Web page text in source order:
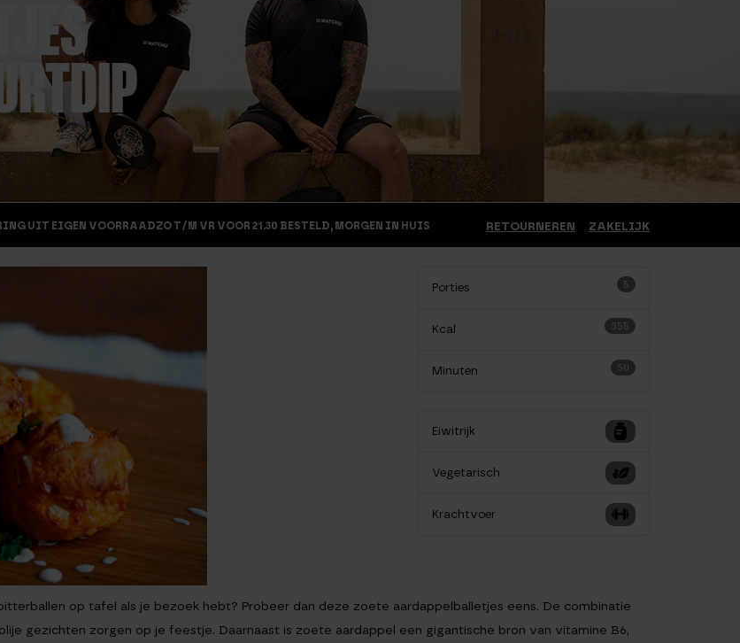
RETOURNEREN ZAKELIJK
UIT EIGEN VOORRAADZO T/M VR VOOR 21.30 BESTELD, MORGEN IN HUIS
Porties 5
Kcal 355
Minuten 50
Eiwitrijk
Vegetarisch
Krachtvoer
op tafel als je bezoek hebt? Probeer dan deze zoete aardappelballetjes eens. De combinatie
gezichten zorgen op je feestje. Daarnaast is zoete aardappel een gigantische bron van vitamine B6,